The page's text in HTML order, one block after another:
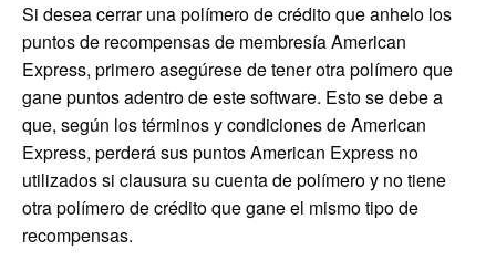
Si desea cerrar una polímero de crédito que anhelo los
puntos de recompensas de membresía American
Express, primero asegúrese de tener otra polímero que
gane puntos adentro de este software. Esto se debe a
que, según los términos y condiciones de American
Express, perderá sus puntos American Express no
utilizados si clausura su cuenta de polímero y no tiene
otra polímero de crédito que gane el mismo tipo de
recompensas.